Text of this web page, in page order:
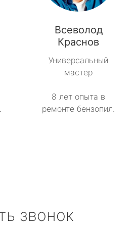
Всеволод
Краснов
Универсальный
мастер
8 лет опыта в
ремонте бензопил.
звонок